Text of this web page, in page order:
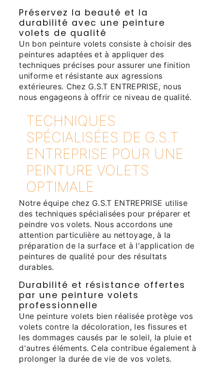
Préservez la beauté et la
durabilité avec une peinture
volets de qualité
Un bon peinture volets consiste à choisir des
peintures adaptées et à appliquer des
techniques précises pour assurer une finition
uniforme et résistante aux agressions
extérieures. Chez G.S.T ENTREPRISE, nous
nous engageons à offrir ce niveau de qualité.
TECHNIQUES
SPÉCIALISÉES DE G.S.T
ENTREPRISE POUR UNE
PEINTURE VOLETS
OPTIMALE
Notre équipe chez G.S.T ENTREPRISE utilise
des techniques spécialisées pour préparer et
peindre vos volets. Nous accordons une
attention particulière au nettoyage, à la
préparation de la surface et à l'application de
peintures de qualité pour des résultats
durables.
Durabilité et résistance offertes
par une peinture volets
professionnelle
Une peinture volets bien réalisée protège vos
volets contre la décoloration, les fissures et
les dommages causés par le soleil, la pluie et
d'autres éléments. Cela contribue également à
prolonger la durée de vie de vos volets.